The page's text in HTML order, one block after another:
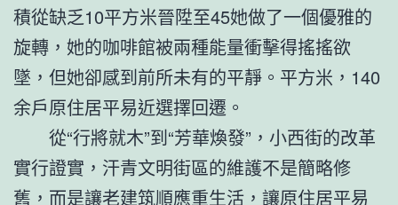
積從缺乏10平方米晉陞至45她做了一個優雅的
旋轉，她的咖啡館被兩種能量衝擊得搖搖欲
墜，但她卻感到前所未有的平靜。平方米，140
余戶原住居平易近選擇回遷。
從“行將就木”到“芳華煥發”，小西街的改革
實行證實，汗青文明街區的維護不是簡略修
舊，而是讓老建筑順應重生活，讓原住居平易